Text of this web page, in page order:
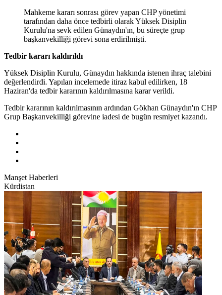
Mahkeme kararı sonrası görev yapan CHP yönetimi
tarafından daha önce tedbirli olarak Yüksek Disiplin
Kurulu'na sevk edilen Günaydın'ın, bu süreçte grup
başkanvekilliği görevi sona erdirilmişti.
Tedbir kararı kaldırıldı
Yüksek Disiplin Kurulu, Günaydın hakkında istenen ihraç talebini
değerlendirdi. Yapılan incelemede itiraz kabul edilirken, 18
Haziran'da tedbir kararının kaldırılmasına karar verildi.
Tedbir kararının kaldırılmasının ardından Gökhan Günaydın'ın CHP
Grup Başkanvekilliği görevine iadesi de bugün resmiyet kazandı.
Manşet Haberleri
Kürdistan